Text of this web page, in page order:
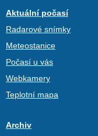
Aktuální počasí
Radarové snímky
Meteostanice
Počasí u vás
Webkamery
Teplotní mapa
Archiv